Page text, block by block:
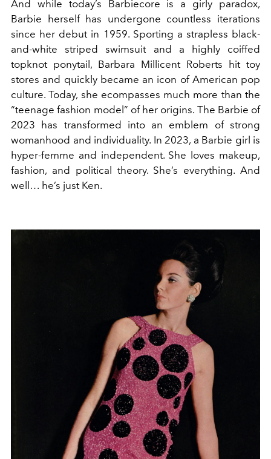
And while today’s Barbiecore is a girly paradox,
Barbie herself has undergone countless iterations
since her debut in 1959. Sporting a strapless black-
and-white striped swimsuit and a highly coiffed
topknot ponytail, Barbara Millicent Roberts hit toy
stores and quickly became an icon of American pop
culture. Today, she ecompasses much more than the
“teenage fashion model” of her origins. The Barbie of
2023 has transformed into an emblem of strong
womanhood and individuality. In 2023, a Barbie girl is
hyper-femme and independent. She loves makeup,
fashion, and political theory. She’s everything. And
well… he’s just Ken.